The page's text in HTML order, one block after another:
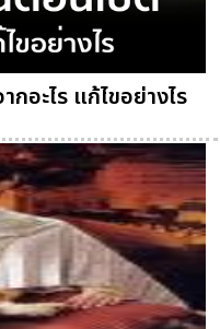
อะไร แก้ไขอย่างไร